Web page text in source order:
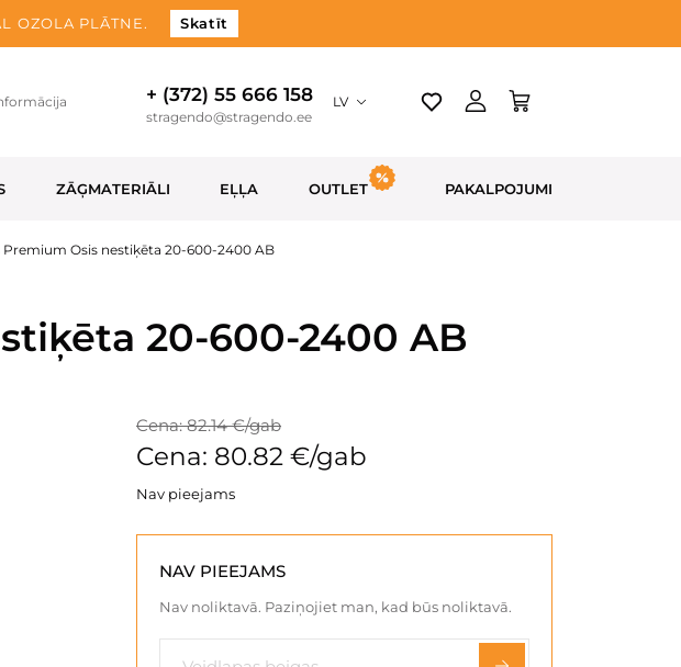
OZOLA PLĀTNE. Skatīt
+ (372) 55 666 158
stragendo@stragendo.ee
LV
ZĀĢMATERIĀLI EĻĻA OUTLET PAKALPOJUMI
Premium Osis nestiķēta 20-600-2400 AB
20-600-2400 AB
Cena: 82.14 €/gab
Cena: 80.82 €/gab
Nav pieejams
NAV PIEEJAMS
Nav noliktavā. Paziņojiet man, kad būs noliktavā.